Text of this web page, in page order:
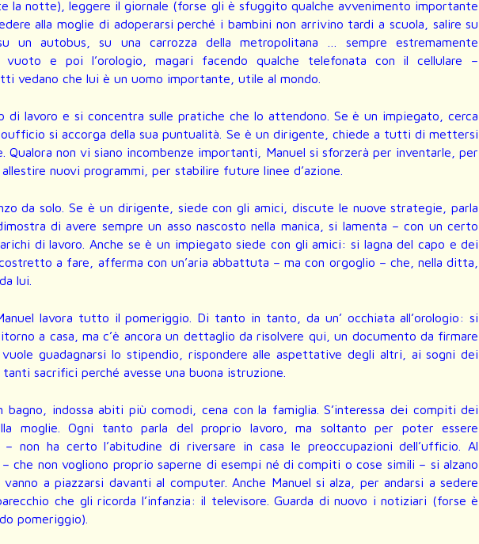
la notte), leggere il giornale (forse gli è sfuggito qualche avvenimento importante
alla moglie di adoperarsi perché i bambini non arrivino tardi a scuola, salire su
autobus, su una carrozza della metropolitana … sempre estremamente
vuoto e poi l’orologio, magari facendo qualche telefonata con il cellulare –
vedano che lui è un uomo importante, utile al mondo.
di lavoro e si concentra sulle pratiche che lo attendono. Se è un impiegato, cerca
si accorga della sua puntualità. Se è un dirigente, chiede a tutti di mettersi
Qualora non vi siano incombenze importanti, Manuel si sforzerà per inventarle, per
nuovi programmi, per stabilire future linee d’azione.
da solo. Se è un dirigente, siede con gli amici, discute le nuove strategie, parla
di avere sempre un asso nascosto nella manica, si lamenta – con un certo
di lavoro. Anche se è un impiegato siede con gli amici: si lagna del capo e dei
a fare, afferma con un’aria abbattuta – ma con orgoglio – che, nella ditta,
lui.
lavora tutto il pomeriggio. Di tanto in tanto, da un’ occhiata all’orologio: si
a casa, ma c’è ancora un dettaglio da risolvere qui, un documento da firmare
guadagnarsi lo stipendio, rispondere alle aspettative degli altri, ai sogni dei
sacrifici perché avesse una buona istruzione.
bagno, indossa abiti più comodi, cena con la famiglia. S’interessa dei compiti dei
moglie. Ogni tanto parla del proprio lavoro, ma soltanto per poter essere
non ha certo l’abitudine di riversare in casa le preoccupazioni dell’ufficio. Al
che non vogliono proprio saperne di esempi né di compiti o cose simili – si alzano
a piazzarsi davanti al computer. Anche Manuel si alza, per andarsi a sedere
che gli ricorda l’infanzia: il televisore. Guarda di nuovo i notiziari (forse è
pomeriggio).